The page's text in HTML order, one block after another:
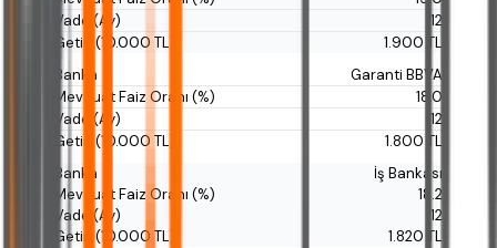
12
1.900 TL
Garanti BBVA
18.0
12
1.800 TL
İş Bankası
18.2
12
1.820 TL